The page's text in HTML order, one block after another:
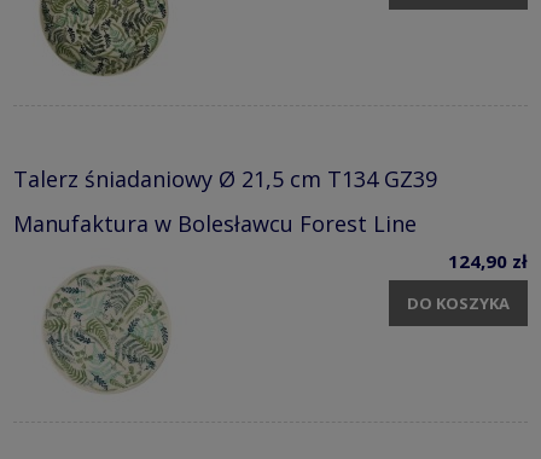
Talerz śniadaniowy Ø 21,5 cm T134 GZ39
Manufaktura w Bolesławcu Forest Line
124,90 zł
DO KOSZYKA